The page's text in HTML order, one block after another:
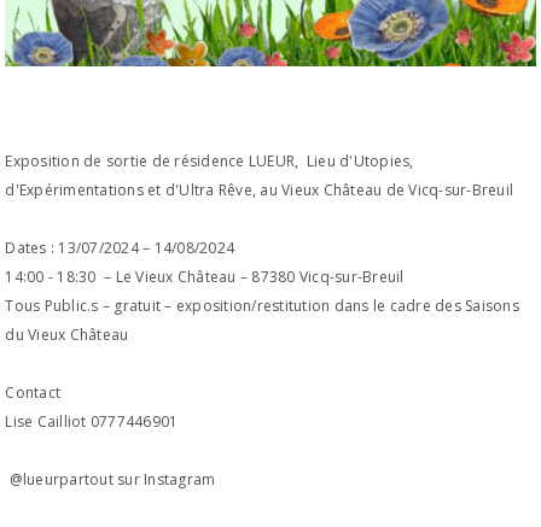
Exposition de sortie de résidence LUEUR, Lieu d'Utopies,
d'Expérimentations et d'Ultra Rêve, au Vieux Château de Vicq-sur-Breuil
Dates : 13/07/2024 – 14/08/2024
14:00 - 18:30 – Le Vieux Château – 87380 Vicq-sur-Breuil
Tous Public.s – gratuit – exposition/restitution dans le cadre des Saisons
du Vieux Château
Contact
Lise Cailliot 0777446901
@lueurpartout sur Instagram